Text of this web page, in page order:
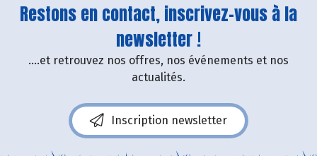
Restons en contact, inscrivez-vous à la
newsletter !
....et retrouvez nos offres, nos événements et nos
actualités.
Inscription newsletter